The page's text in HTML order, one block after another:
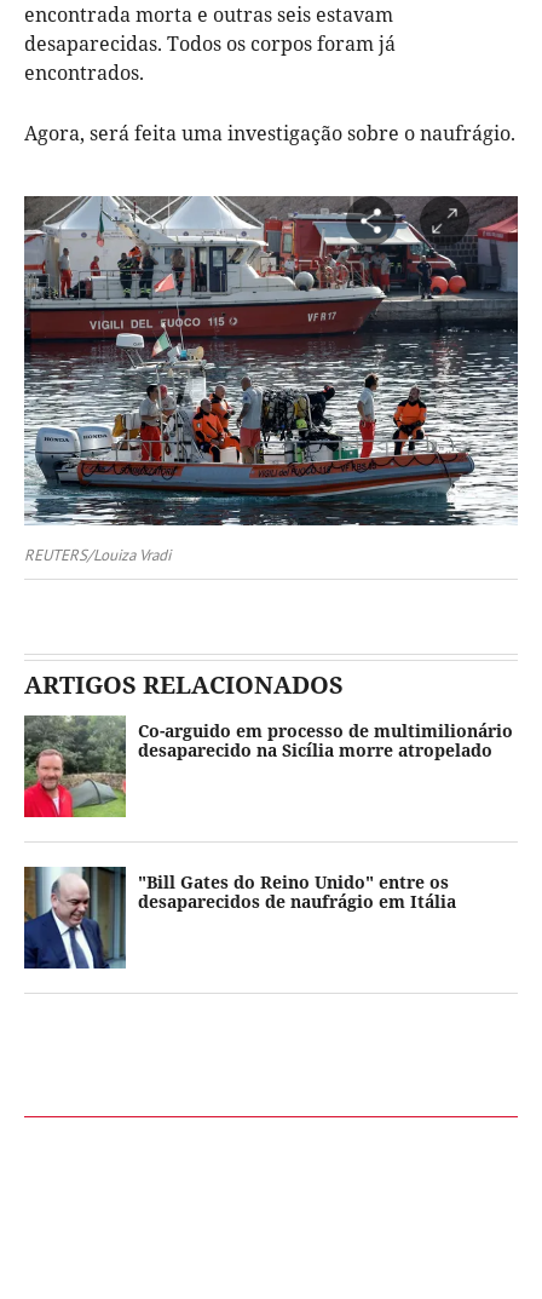
encontrada morta e outras seis estavam
desaparecidas. Todos os corpos foram já
encontrados.
Agora, será feita uma investigação sobre o naufrágio.
REUTERS/Louiza Vradi
ARTIGOS RELACIONADOS
Co-arguido em processo de multimilionário
desaparecido na Sicília morre atropelado
"Bill Gates do Reino Unido" entre os
desaparecidos de naufrágio em Itália